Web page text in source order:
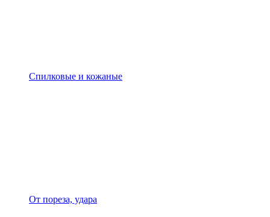
Спилковые и кожаные
От пореза, удара